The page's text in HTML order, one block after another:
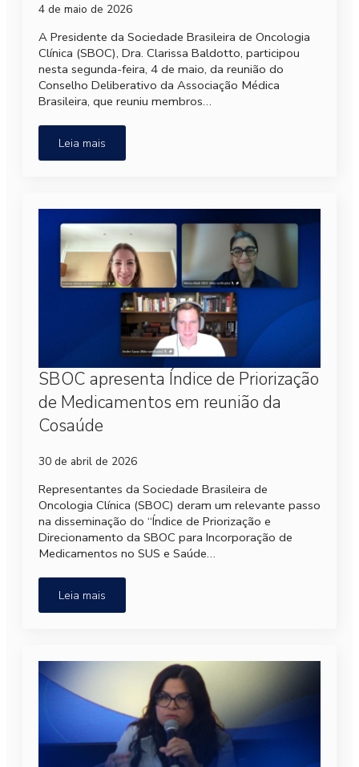
4 de maio de 2026
A Presidente da Sociedade Brasileira de Oncologia
Clínica (SBOC), Dra. Clarissa Baldotto, participou
nesta segunda-feira, 4 de maio, da reunião do
Conselho Deliberativo da Associação Médica
Brasileira, que reuniu membros…
Leia mais
SBOC apresenta Índice de Priorização
de Medicamentos em reunião da
Cosaúde
30 de abril de 2026
Representantes da Sociedade Brasileira de
Oncologia Clínica (SBOC) deram um relevante passo
na disseminação do “Índice de Priorização e
Direcionamento da SBOC para Incorporação de
Medicamentos no SUS e Saúde…
Leia mais